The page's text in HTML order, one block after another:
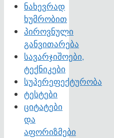
ნახევრად
ხუმრობით
პიროვნული
განვითარება
სავარჯიშოები,
ტექნიკები
სუპერეფექტურობა
ტესტები
ციტატები
და
აფორიზმები